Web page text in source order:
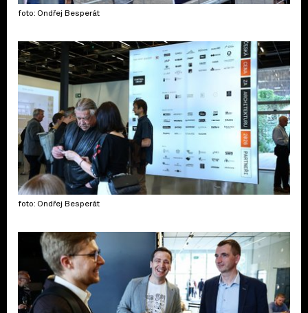
foto: Ondřej Besperát
foto: Ondřej Besperát